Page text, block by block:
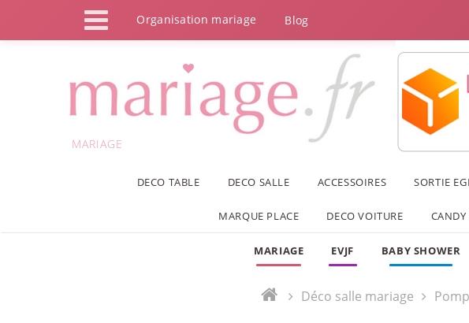
Organisation mariage Blog
MARIAGE
DECO TABLE DECO SALLE ACCESSOIRES SORTIE
MARQUE PLACE DECO VOITURE CANDY
MARIAGE EVJF BABY SHOWER
Déco salle mariage
Panneau de gestion des cookies